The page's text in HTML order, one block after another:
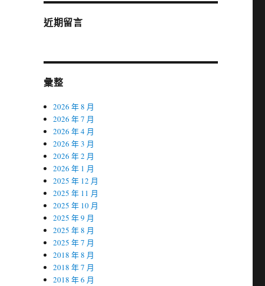
近期留言
彙整
2026 年 8 月
2026 年 7 月
2026 年 4 月
2026 年 3 月
2026 年 2 月
2026 年 1 月
2025 年 12 月
2025 年 11 月
2025 年 10 月
2025 年 9 月
2025 年 8 月
2025 年 7 月
2018 年 8 月
2018 年 7 月
2018 年 6 月